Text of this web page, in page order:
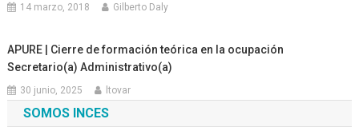
14 marzo, 2018 Gilberto Daly
APURE | Cierre de formación teórica en la ocupación
Secretario(a) Administrativo(a)
30 junio, 2025 ltovar
SOMOS INCES